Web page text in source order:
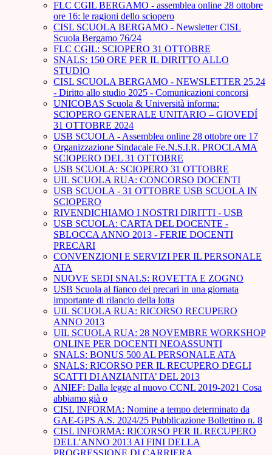
FLC CGIL BERGAMO - assemblea online 28 ottobre
ore 16: le ragioni dello sciopero
CISL SCUOLA BERGAMO - Newsletter CISL
Scuola Bergamo 76/24
FLC CGIL: SCIOPERO 31 OTTOBRE
SNALS: 150 ORE PER IL DIRITTO ALLO
STUDIO
CISL SCUOLA BERGAMO - NEWSLETTER 25.24
- Diritto allo studio 2025 - Comunicazioni concorsi
UNICOBAS Scuola & Università informa:
SCIOPERO GENERALE UNITARIO – GIOVEDÍ
31 OTTOBRE 2024
USB SCUOLA - Assemblea online 28 ottobre ore 17
Organizzazione Sindacale Fe.N.S.I.R. PROCLAMA
SCIOPERO DEL 31 OTTOBRE
USB SCUOLA: SCIOPERO 31 OTTOBRE
UIL SCUOLA RUA: CONCORSO DOCENTI
USB SCUOLA - 31 OTTOBRE USB SCUOLA IN
SCIOPERO
RIVENDICHIAMO I NOSTRI DIRITTI - USB
USB SCUOLA: CARTA DEL DOCENTE -
SBLOCCA ANNO 2013 - FERIE DOCENTI
PRECARI
CONVENZIONI E SERVIZI PER IL PERSONALE
ATA
NUOVE SEDI SNALS: ROVETTA E ZOGNO
USB Scuola al fianco dei precari in una giornata
importante di rilancio della lotta
UIL SCUOLA RUA: RICORSO RECUPERO
ANNO 2013
UIL SCUOLA RUA: 28 NOVEMBRE WORKSHOP
ONLINE PER DOCENTI NEOASSUNTI
SNALS: BONUS 500 AL PERSONALE ATA
SNALS: RICORSO PER IL RECUPERO DEGLI
SCATTI DI ANZIANITA’ DEL 2013
ANIEF: Dalla legge al nuovo CCNL 2019-2021 Cosa
abbiamo già o
CISL INFORMA: Nomine a tempo determinato da
GAE-GPS A.S. 2024/25 Pubblicazione Bollettino n. 8
CISL INFORMA: RICORSO PER IL RECUPERO
DELL'ANNO 2013 AI FINI DELLA